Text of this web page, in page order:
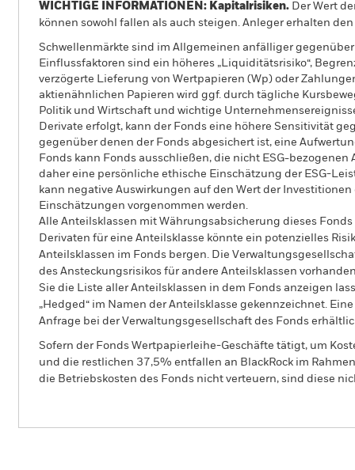
WICHTIGE INFORMATIONEN: Kapitalrisiken. Der Wert
können sowohl fallen als auch steigen. Anleger erhalten
Schwellenmärkte sind im Allgemeinen anfälliger
Einflussfaktoren sind ein höheres „Liquiditätsrisiko“,
verzögerte Lieferung von Wertpapieren (Wp) oder
aktienähnlichen Papieren wird ggf. durch tägliche
Politik und Wirtschaft und wichtige
Derivate erfolgt, kann der Fonds eine höhere Sensitivität
gegenüber denen der Fonds abgesichert ist, eine
Fonds kann Fonds ausschließen, die nicht ESG-
daher eine persönliche ethische Einschätzung der ESG-
kann negative Auswirkungen auf den Wert der
Einschätzungen vorgenommen werden.
Alle Anteilsklassen mit Währungsabsicherung dieses
Derivaten für eine Anteilsklasse könnte ein potenzielles
Anteilsklassen im Fonds bergen. Die
des Ansteckungsrisikos für andere Anteilsklassen
Sie die Liste aller Anteilsklassen in dem Fonds anzeigen
„Hedged“ im Namen der Anteilsklasse gekennzeichnet.
Anfrage bei der Verwaltungsgesellschaft des Fonds
Sofern der Fonds Wertpapierleihe-Geschäfte tätigt, um
und die restlichen 37,5% entfallen an BlackRock im
die Betriebskosten des Fonds nicht verteuern, sind diese